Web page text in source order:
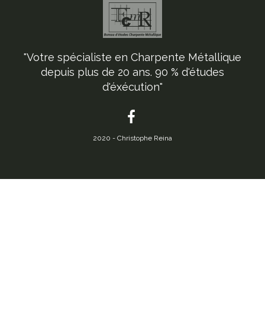
"Votre spécialiste en Charpente Métallique
depuis plus de 20 ans. 90 % d'études
d'éxécution"
2020 - Christophe Reina